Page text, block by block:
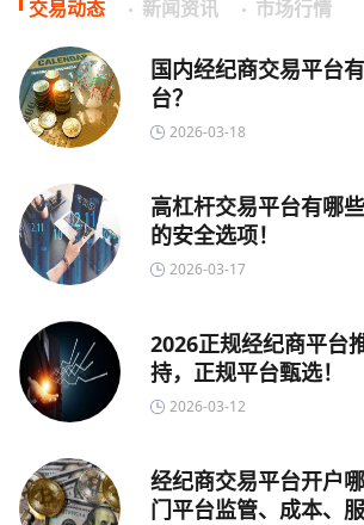
交易动态 新闻资讯 市场行情
国内经纪商交易平台
台？
2026-03-18
高杠杆交易平台有哪
的安全选项！
2026-03-17
2026正规经纪商平台
持，正规平台甄选！
2026-03-12
经纪商交易平台开户
门平台监管、成本、